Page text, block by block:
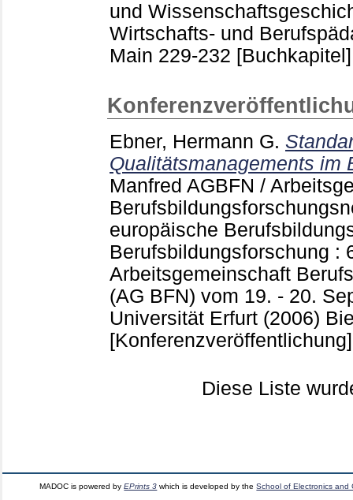
und
Wirtschafts- und
Main 229-232 [Buchkapitel]
Ebner, Hermann G.
Qualitätsmanagements im
Manfred AGBFN /
europäische
Berufsbildungsforschung :
Arbeitsgemeinschaft
(AG BFN) vom 19. - 20.
Universität Erfurt (2006)
[Konferenzveröffentlichung]
Diese Liste
MADOC is powered byEPrints 3 which is developed by theSchool of Electronics and